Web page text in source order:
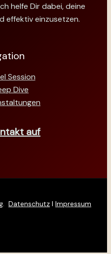
helfe Dir dabei, deine
effektiv einzusetzen.
Session
Dive
auf
Datenschutz I Impressum